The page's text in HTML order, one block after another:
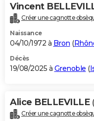
Vincent
Créer une cagnotte
Naissance
04/10/1972 à Bron (
Décès
19/08/2025 à Grenoble (
Alice BELLEVILLE
Créer une cagnotte